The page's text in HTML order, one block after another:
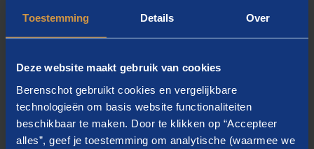
Toestemming Details Over
Deze website maakt gebruik van cookies
Berenschot gebruikt cookies en vergelijkbare
technologieën om basis website functionaliteiten
beschikbaar te maken. Door te klikken op “Accepteer
alles”, geef je toestemming om analytische (waarmee we
OP DE HOOGTE BLIJVEN
Berenschot mag mijn contactgegevens opslaan om
mij op de hoogte te houden van het
opleidingsaanbod, evenementen en publicaties.
Door het verzenden van dit formulier geeft u Berenschot
toestemming om uw gegevens te verwerken en dat